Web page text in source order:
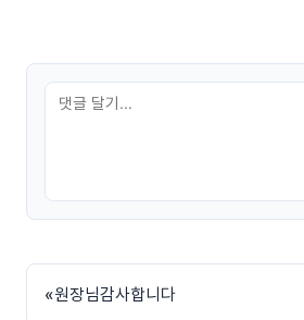
«원장님감사합니다